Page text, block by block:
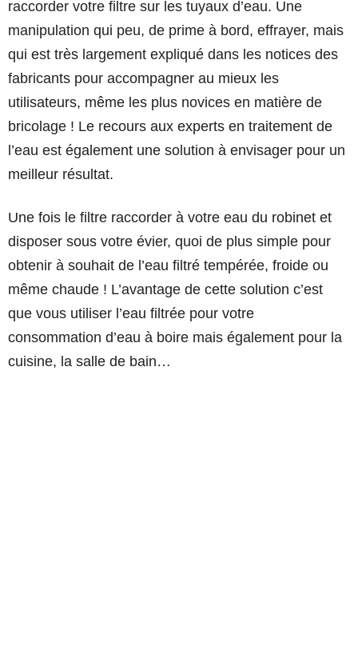
raccorder votre filtre sur les tuyaux d’eau. Une
manipulation qui peu, de prime à bord, effrayer, mais
qui est très largement expliqué dans les notices des
fabricants pour accompagner au mieux les
utilisateurs, même les plus novices en matière de
bricolage ! Le recours aux experts en traitement de
l’eau est également une solution à envisager pour un
meilleur résultat.
Une fois le filtre raccorder à votre eau du robinet et
disposer sous votre évier, quoi de plus simple pour
obtenir à souhait de l’eau filtré tempérée, froide ou
même chaude ! L’avantage de cette solution c’est
que vous utiliser l’eau filtrée pour votre
consommation d’eau à boire mais également pour la
cuisine, la salle de bain…